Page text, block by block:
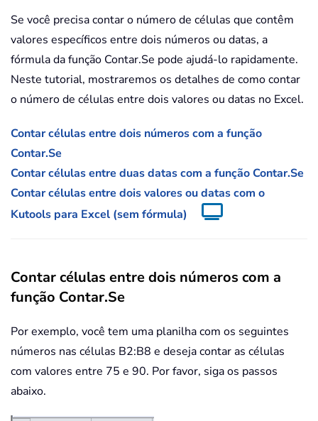
Se você precisa contar o número de células que contêm
valores específicos entre dois números ou datas, a
fórmula da função Contar.Se pode ajudá-lo rapidamente.
Neste tutorial, mostraremos os detalhes de como contar
o número de células entre dois valores ou datas no Excel.
Contar células entre dois números com a função
Contar.Se
Contar células entre duas datas com a função Contar.Se
Contar células entre dois valores ou datas com o
Kutools para Excel (sem fórmula)
Contar células entre dois números com a
função Contar.Se
Por exemplo, você tem uma planilha com os seguintes
números nas células B2:B8 e deseja contar as células
com valores entre 75 e 90. Por favor, siga os passos
abaixo.